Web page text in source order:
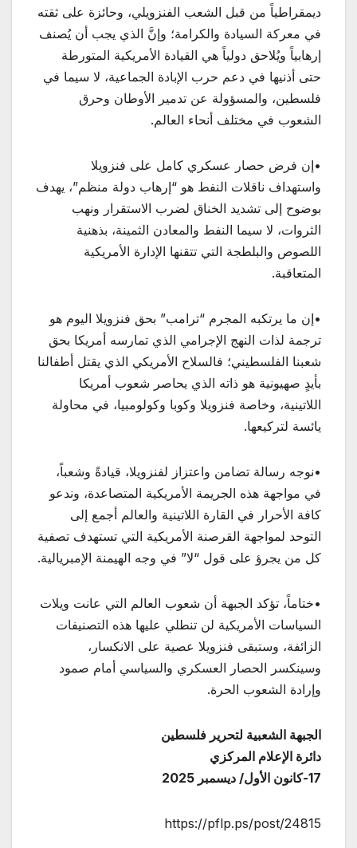
ديمقراطياً من قبل الشعب الفنزويلي، وحائزة على ثقته
في معركة السيادة والكرامة؛ وإنَّ الذي يجب أن يُصنف
إرهابياً ويُلاحق دولياً هي القيادة الأمريكية المتورطة
حتى أذنيها في دعم حرب الإبادة الجماعية، لا سيما في
فلسطين، والمسؤولة عن تدمير الأوطان وحرق
الشعوب في مختلف أنحاء العالم.
•إن فرض حصار عسكري كامل على فنزويلا
واستهداف ناقلات النفط هو “إرهاب دولة منظم”، يهدف
بوضوح إلى تشديد الخناق لضرب الاستقرار ونهب
الثروات، لا سيما النفط والمعادن الثمينة، بذهنية
اللصوص والبلطجة التي تتقنها الإدارة الأمريكية
المتعاقبة.
•إن ما يرتكبه المجرم “ترامب” بحق فنزويلا اليوم هو
ترجمة لذات النهج الإجرامي الذي تمارسه أمريكا بحق
شعبنا الفلسطيني؛ فالسلاح الأمريكي الذي يقتل أطفالنا
بأيدٍ صهيونية هو ذاته الذي يحاصر شعوب أمريكا
اللاتينية، وخاصة فنزويلا وكوبا وكولومبيا، في محاولة
يائسة لتركيعها.
•نوجه رسالة تضامن واعتزاز لفنزويلا، قيادةً وشعباً،
في مواجهة هذه الجريمة الأمريكية المتصاعدة، وندعو
كافة الأحرار في القارة اللاتينية والعالم أجمع إلى
التوحد لمواجهة القرصنة الأمريكية التي تستهدف تصفية
كل من يجرؤ على قول “لا” في وجه الهيمنة الإمبريالية.
•ختاماً، تؤكد الجبهة أن شعوب العالم التي عانت ويلات
السياسات الأمريكية لن تنطلي عليها هذه التصنيفات
الزائفة، وستبقى فنزويلا عصية على الانكسار،
وسينكسر الحصار العسكري والسياسي أمام صمود
وإرادة الشعوب الحرة.
الجبهة الشعبية لتحرير فلسطين
دائرة الإعلام المركزي
17-كانون الأول/ ديسمبر 2025
https://pflp.ps/post/24815